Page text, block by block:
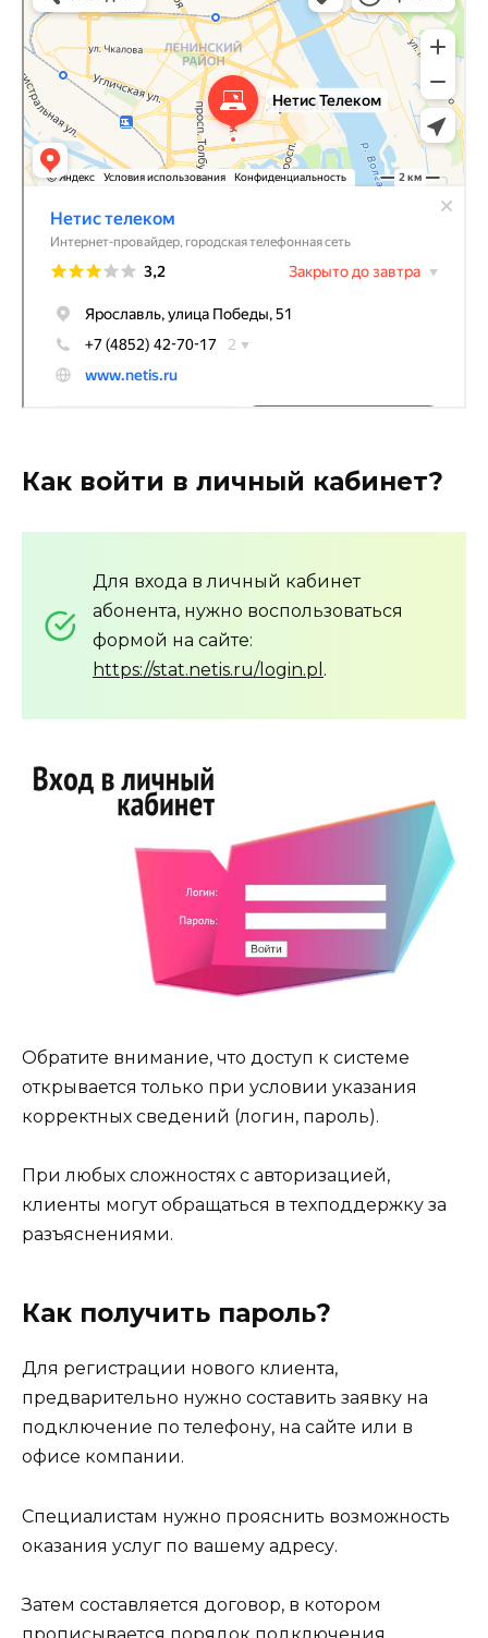
Как войти в личный кабинет?
Для входа в личный кабинет
абонента, нужно воспользоваться
формой на сайте:
https://stat.netis.ru/login.pl .
Обратите внимание, что доступ к системе
открывается только при условии указания
корректных сведений (логин, пароль).
При любых сложностях с авторизацией,
клиенты могут обращаться в техподдержку за
разъяснениями.
Как получить пароль?
Для регистрации нового клиента,
предварительно нужно составить заявку на
подключение по телефону, на сайте или в
офисе компании.
Специалистам нужно прояснить возможность
оказания услуг по вашему адресу.
Затем составляется договор, в котором